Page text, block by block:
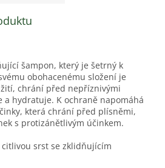
šampon, který je šetrný k
obohacenému složení je
chrání před nepříznivými
a hydratuje. K ochraně napomáhá
která chrání před plísněmi,
s protizánětlivým účinkem.
srst se zklidňujícím